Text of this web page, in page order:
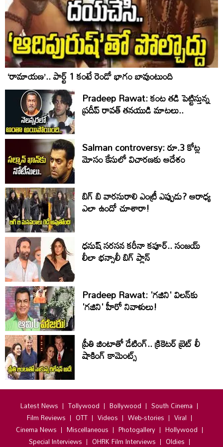
‘రామాయణ’.. పార్ట్‌ 1 కంటే రెండో భాగం బావుంటుంది
Pradeep Rawat: కంట తడి పెట్టిస్తున్న
ప్రదీప్ రావత్ తనయుడి మాటలు..
Salman controversy: రూ.3 కోట్ల
మోసం కేసులో విచారణకు ఆదేశం
బిగ్ బి వారసురాలి ఎంట్రీ ఎప్పుడు? ఆరాధ్య
ఎలా ఉందో చూశారా!
ధనుష్ సరసన కరీనా కపూర్.. సంజయ్
లీలా భన్సాలీ బిగ్ ప్లాన్
Pradeep Rawat: 'గజిని' విలన్‌కు
'గజిని' హీరో నివాళులు!
ప్రీతి జింటాతో డేటింగ్‌.. క్రికెటర్ బ్రెట్‌ లీ
షాకింగ్ కామెంట్స్
Latest News Tollywood Bollywood
South Cinema
Film Reviews
OTT Videos Web-stories
Viral
Cinema News
Miscellaneous Photogallery
Hollywood
Special Interviews
OHRK Film Interviews
Oldies